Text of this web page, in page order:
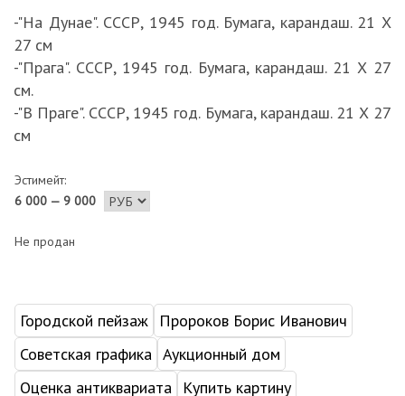
-"На Дунае". СССР, 1945 год. Бумага, карандаш. 21 Х
27 см
-"Прага". СССР, 1945 год. Бумага, карандаш. 21 Х 27
см.
-"В Праге". СССР, 1945 год. Бумага, карандаш. 21 Х 27
см
Эстимейт:
6 000 — 9 000
Не продан
Городской пейзаж
Пророков Борис Иванович
Советская графика Аукционный дом
Оценка антиквариата
Купить картину